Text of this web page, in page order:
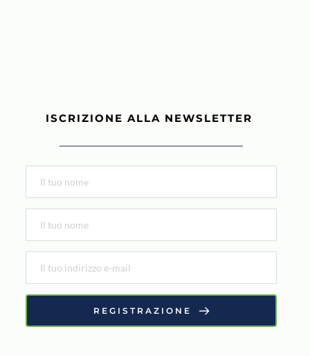
ISCRIZIONE ALLA NEWSLETTER
REGISTRAZIONE